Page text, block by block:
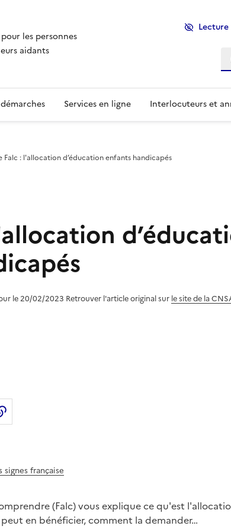
les personnes
aidants
Services en ligne Interlocuteurs et
Falc : l'allocation d’éducation enfants handicapés
le 20/02/2023 Retrouver l'article original sur le site de la
X (anciennement
surl'article par courriel
signes française
(Falc) vous explique ce qu'est
en bénéficier, comment la demander…